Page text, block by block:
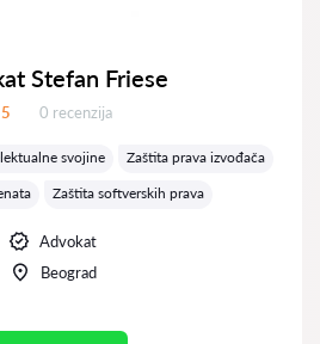
Stefan Friese
5 Recenzija:
0 recenzija
svojine
Zaštita prava izvođača
Zaštita softverskih prava
Advokat
Beograd